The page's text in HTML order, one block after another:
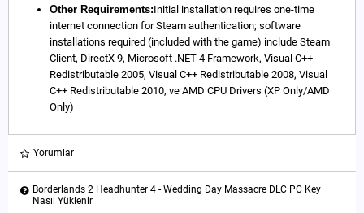
Other Requirements:Initial installation requires one-time
internet connection for Steam authentication; software
installations required (included with the game) include Steam
Client, DirectX 9, Microsoft .NET 4 Framework, Visual C++
Redistributable 2005, Visual C++ Redistributable 2008, Visual
C++ Redistributable 2010, ve AMD CPU Drivers (XP Only/AMD
Only)
Yorumlar
Borderlands 2 Headhunter 4 - Wedding Day Massacre DLC PC Key
Nasıl Yüklenir